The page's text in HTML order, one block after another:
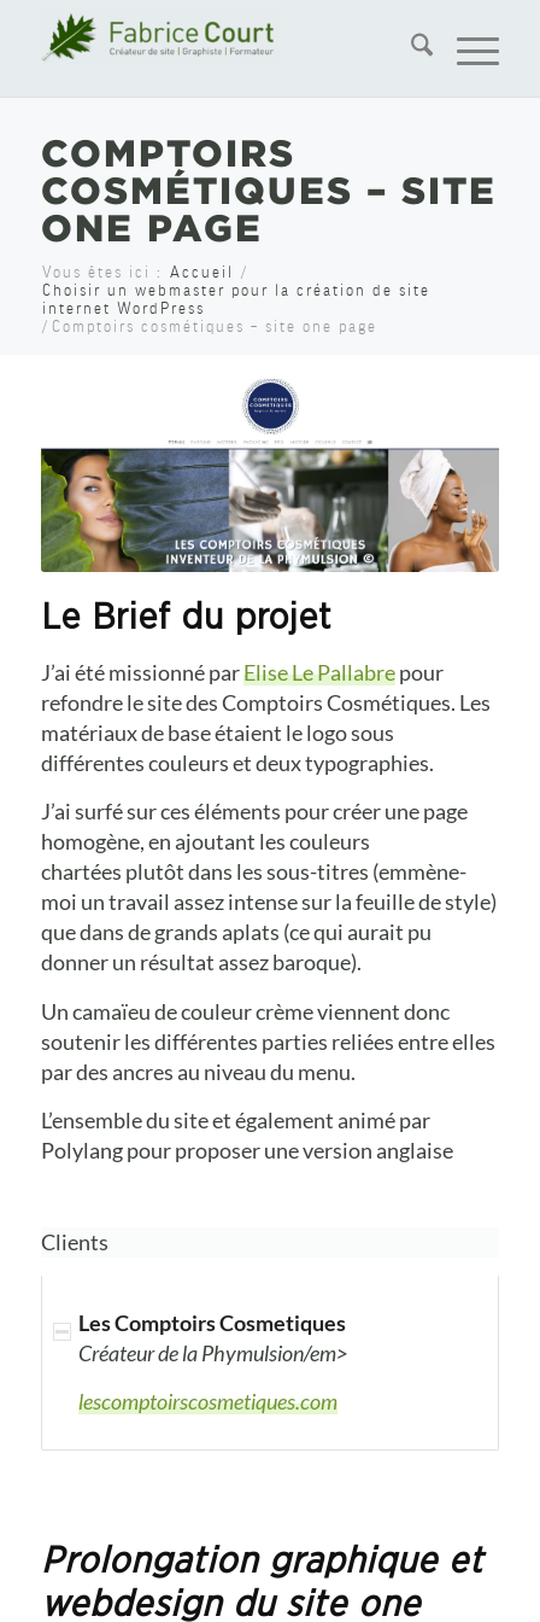
COMPTOIRS
COSMÉTIQUES – SITE
ONE PAGE
Vous êtes ici : Accueil /
Choisir un webmaster pour la création de site
internet WordPress
/ Comptoirs cosmétiques – site one page
Le Brief du projet
J’ai été missionné parElise Le Pallabrepour
refondre le site des Comptoirs Cosmétiques. Les
matériaux de base étaient le logo sous
différentes couleurs et deux typographies.
J’ai surfé sur ces éléments pour créer une page
homogène, en ajoutant les couleurs
chartées plutôt dans les sous-titres (emmène-
moi un travail assez intense sur la feuille de style)
que dans de grands aplats (ce qui aurait pu
donner un résultat assez baroque).
Un camaïeu de couleur crème viennent donc
soutenir les différentes parties reliées entre elles
par des ancres au niveau du menu.
L’ensemble du site et également animé par
Polylang pour proposer une version anglaise
Clients
Les Comptoirs Cosmetiques
Créateur de la Phymulsion/em>
lescomptoirscosmetiques.com
Prolongation graphique et
webdesign du site one